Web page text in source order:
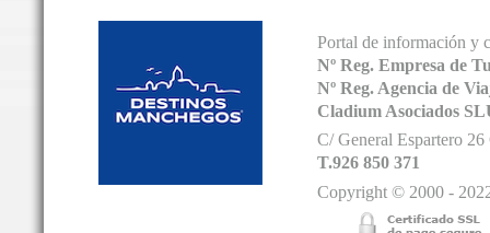
Portal de información y
Nº Reg. Empresa de
Nº Reg. Agencia de
Cladium Asociados
C/ General Espartero
T.926 850 371
Copyright © 2000 -